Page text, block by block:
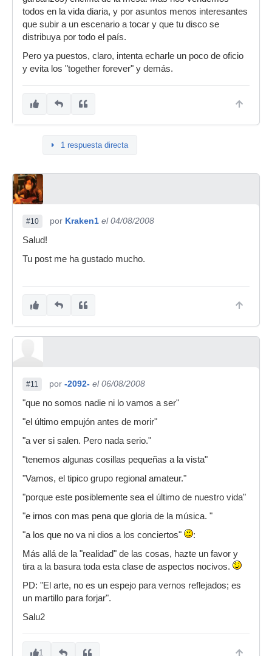
todos en la vida diaria, y por asuntos menos interesantes
que subir a un escenario a tocar y que tu disco se
distribuya por todo el país.
Pero ya puestos, claro, intenta echarle un poco de oficio
y evita los "together forever" y demás.
1 respuesta directa
#10 por Kraken1 el 04/08/2008
Salud!
Tu post me ha gustado mucho.
#11 por -2092- el 06/08/2008
"que no somos nadie ni lo vamos a ser"
"el último empujón antes de morir"
"a ver si salen. Pero nada serio."
"tenemos algunas cosillas pequeñas a la vista"
"Vamos, el tipico grupo regional amateur."
"porque este posiblemente sea el último de nuestro vida"
"e irnos con mas pena que gloria de la música. "
"a los que no va ni dios a los conciertos"
:
Más allá de la "realidad" de las cosas, hazte un favor y
tira a la basura toda esta clase de aspectos nocivos.
PD: "El arte, no es un espejo para vernos reflejados; es
un martillo para forjar".
Salu2
1